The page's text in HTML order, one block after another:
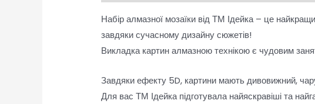
Набір алмазної мозаїки від ТМ Ідейка – це
завдяки сучасному дизайну сюжетів!
Викладка картин алмазною технікою є чудовим
Завдяки ефекту 5D, картини мають дивовижний,
Для вас ТМ Ідейка підготувала найяскравіші та